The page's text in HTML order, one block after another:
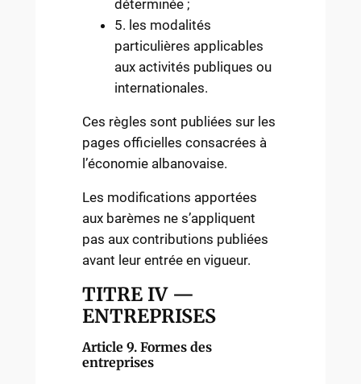
déterminée ;
5. les modalités
particulières applicables
aux activités publiques ou
internationales.
Ces règles sont publiées sur les
pages officielles consacrées à
l’économie albanovaise.
Les modifications apportées
aux barèmes ne s’appliquent
pas aux contributions publiées
avant leur entrée en vigueur.
TITRE IV —
ENTREPRISES
Article 9. Formes des
entreprises